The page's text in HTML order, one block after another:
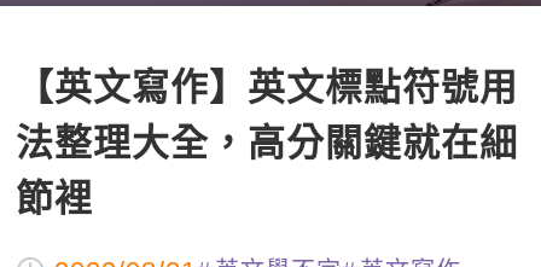
英文課程總表
英文會話
商用英文
全國分校
免費資源
師資團隊
【英文寫作】英文標點符號用
法整理大全，高分關鍵就在細
節裡